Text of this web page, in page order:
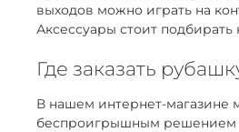
выходов можно играть на
Аксессуары стоит
Где заказать
В нашем интернет-магазине
беспроигрышным решением